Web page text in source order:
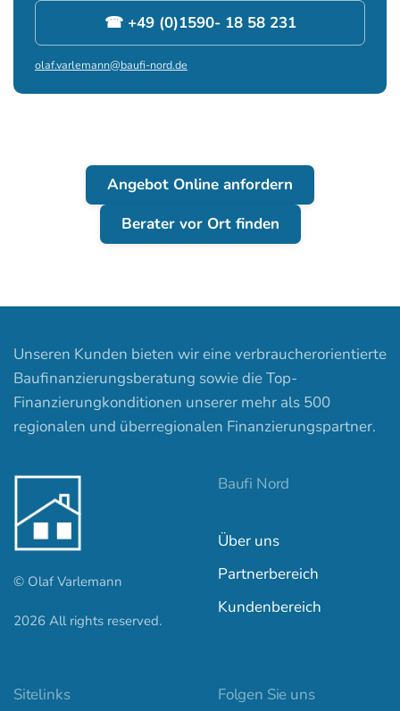
☎ +49 (0)1590- 18 58 231
olaf.varlemann@baufi-nord.de
Angebot Online anfordern
Berater vor Ort finden
Unseren Kunden bieten wir eine verbraucherorientierte
Baufinanzierungsberatung sowie die Top-
Finanzierungkonditionen unserer mehr als 500
regionalen und überregionalen Finanzierungspartner.
© Olaf Varlemann
2026 All rights reserved.
Baufi Nord
Über uns
Partnerbereich
Kundenbereich
Sitelinks Folgen Sie uns
baufi-nord.de